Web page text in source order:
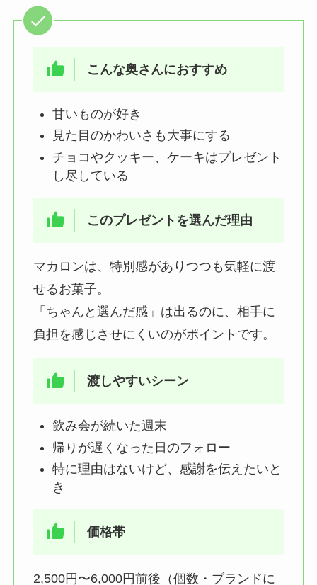
こんな奥さんにおすすめ
甘いものが好き
見た目のかわいさも大事にする
チョコやクッキー、ケーキはプレゼント
し尽している
このプレゼントを選んだ理由
マカロンは、特別感がありつつも気軽に渡
せるお菓子。
「ちゃんと選んだ感」は出るのに、相手に
負担を感じさせにくいのがポイントです。
渡しやすいシーン
飲み会が続いた週末
帰りが遅くなった日のフォロー
特に理由はないけど、感謝を伝えたいと
き
価格帯
2,500円〜6,000円前後（個数・ブランドに